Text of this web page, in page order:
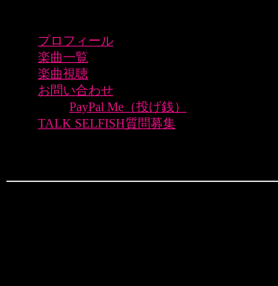
プロフィール
楽曲一覧
楽曲視聴
お問い合わせ
PayPal Me（投げ銭）
TALK SELFISH質問募集